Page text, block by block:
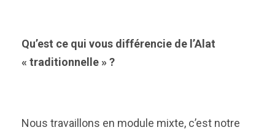
Qu’est ce qui vous différencie de l’Alat
« traditionnelle » ?
Nous travaillons en module mixte, c’est notre